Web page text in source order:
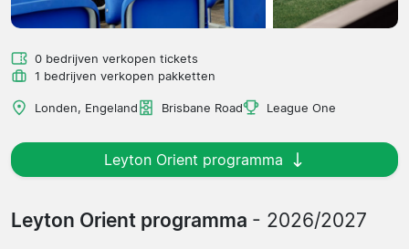
0 bedrijven verkopen tickets
1 bedrijven verkopen pakketten
Londen, Engeland Brisbane Road League One
Leyton Orient programma
Leyton Orient programma - 2026/2027